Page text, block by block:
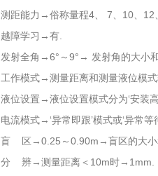
测距能力→俗称量程4、 7、10、12
越障学习→有.
发射全角→6°～9°→ 发射角的大小
工作模式→测量距离和测量液位模式
液位设置→液位设置模式分为‘安装
电流模式→‘异常即跟’模式或‘异常等
盲 区→0.25～0.90m→盲区的大小
分 辨→测量距离＜10m时→1mm.